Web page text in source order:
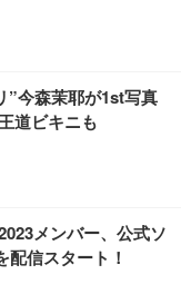
”今森茉耶が1st写真
道ビキニも
メンバー、公式ソ
信スタート！